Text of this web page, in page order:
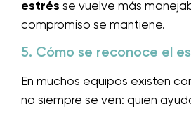
estrés se vuelve más
compromiso se mantiene.
5. Cómo se reconoce el
En muchos equipos existen
no siempre se ven: quien